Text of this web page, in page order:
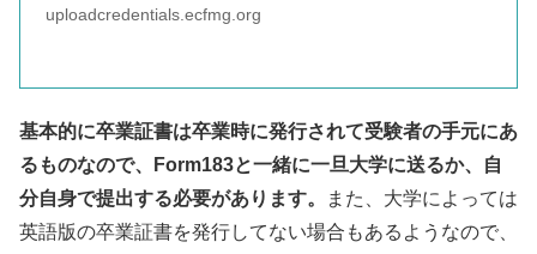
uploadcredentials.ecfmg.org
基本的に卒業証書は卒業時に発行されて受験者の手元にあ
るものなので、Form183と一緒に一旦大学に送るか、自
分自身で提出する必要があります。
また、大学によっては
英語版の卒業証書を発行してない場合もあるようなので、